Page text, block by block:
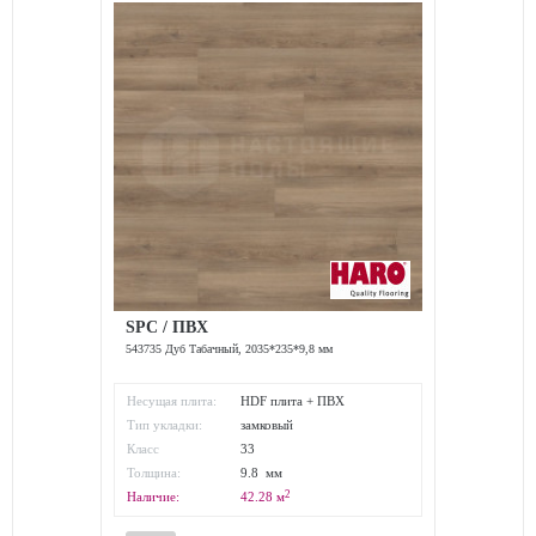
SPC / ПВХ
543735 Дуб Табачный, 2035*235*9,8 мм
Несущая плита:
HDF плита + ПВХ
Тип укладки:
замковый
Класс
износостойкости:
33
Толщина:
9.8 мм
Наличие:
42.28 м2